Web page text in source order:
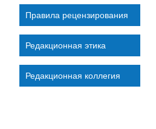
Правила рецензирования
Редакционная этика
Редакционная коллегия